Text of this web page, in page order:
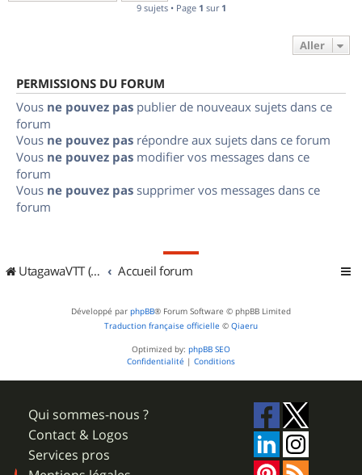
9 sujets • Page 1 sur 1
Aller
PERMISSIONS DU FORUM
Vous ne pouvez pas publier de nouveaux sujets dans ce
forum
Vous ne pouvez pas répondre aux sujets dans ce forum
Vous ne pouvez pas modifier vos messages dans ce
forum
Vous ne pouvez pas supprimer vos messages dans ce
forum
UtagawaVTT (Randos VTT et VTTAE avec traces GPS) Accueil forum
Développé par phpBB® Forum Software © phpBB Limited
Traduction française officielle © Qiaeru
Optimized by: phpBB SEO
Confidentialité | Conditions
Qui sommes-nous ?
Contact & Logos
Services pros